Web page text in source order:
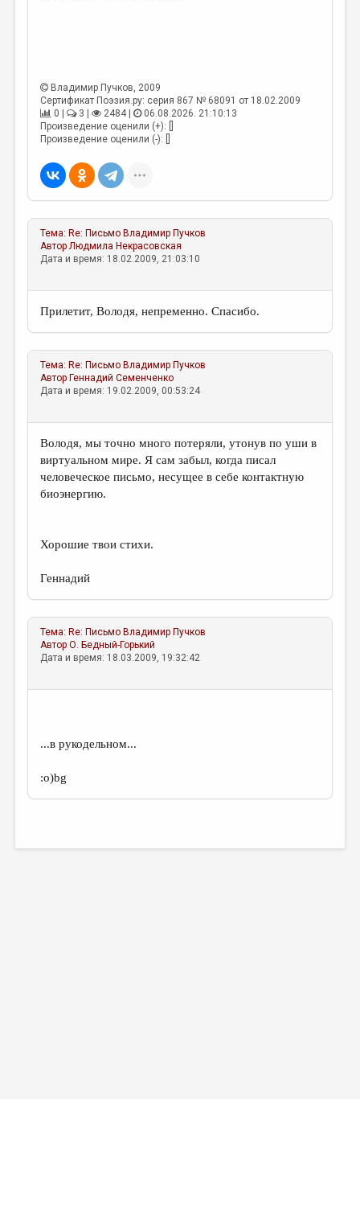
РЕДКОЛЛЕГИЯ
ОТ РЕДАКЦИИ
МАЛАЯ ПРОЗА
ЭССЕИСТИКА
ЛИТЕРАТУРОВЕДЕНИЕ
КУЛЬТУРОВЕДЕНИЕ
ПУБЛИЦИСТИКА
ЦИКЛЫ ПУБЛИКАЦИЙ
ТРЕДИАКОВСКИЙ
МЕДИА
ВКОНТАКТЕ
Владимир Пучков, 2009
Сертификат Поэзия.ру: серия 867 № 68091 от 18.02.2009
0 |
3 | 2484 |
06.08.2026. 21:10:13
Произведение оценили (+): []
Произведение оценили (-): []
Тема: Re: Письмо Владимир Пучков
АвторЛюдмила Некрасовская
Дата и время: 18.02.2009, 21:03:10
Прилетит, Володя, непременно. Спасибо.
Тема: Re: Письмо Владимир Пучков
Автор Геннадий Семенченко
Дата и время: 19.02.2009, 00:53:24
Володя, мы точно много потеряли, утонув по уши в
виртуальном мире. Я сам забыл, когда писал
человеческое письмо, несущее в себе контактную
биоэнергию.
Хорошие твои стихи.
Геннадий
Тема: Re: Письмо Владимир Пучков
АвторО. Бедный-Горький
Дата и время: 18.03.2009, 19:32:42
...в рукодельном...
:о)bg